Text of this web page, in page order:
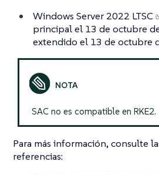
Windows Server 2022 LTSC
principal el 13 de octubre
extendido el 13 de octubre
SAC no es compatible en RKE2.
Para más información, consulte
referencias: